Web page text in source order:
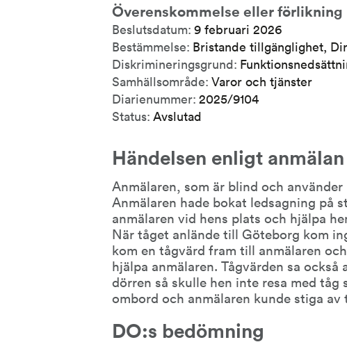
Överenskommelse eller förlikning
Beslutsdatum: 9 februari 2026
Bestämmelse: Bristande tillgänglighet,
Diskrimineringsgrund:
Samhällsområde: Varor och tjänster
Diarienummer: 2025/9104
Status: Avslutad
Händelsen enligt anmälan
Anmälaren, som är blind och
Anmälaren hade bokat ledsagning på
anmälaren vid hens plats och hjälpa
När tåget anlände till Göteborg kom
kom en tågvärd fram till anmälaren
hjälpa anmälaren. Tågvärden sa
dörren så skulle hen inte resa med tåg
ombord och anmälaren kunde stiga av
DO:s bedömning